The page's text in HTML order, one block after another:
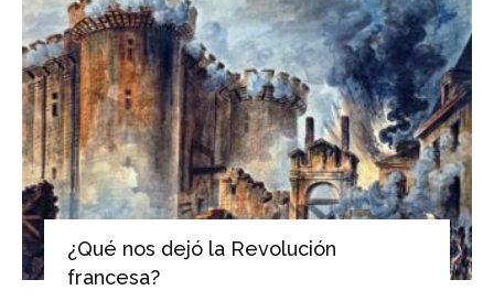
¿Qué nos dejó la Revolución
francesa?